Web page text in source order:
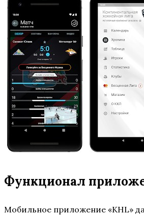
Функционал
Мобильное приложение «KHL»